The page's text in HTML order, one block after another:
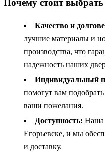
Почему стоит
Качество и
лучшие материалы и
производства, что
надежность наших
Индивидуальный
помогут вам
ваши пожелания.
Доступность: Наша
Егорьевске, и мы
и доставку.